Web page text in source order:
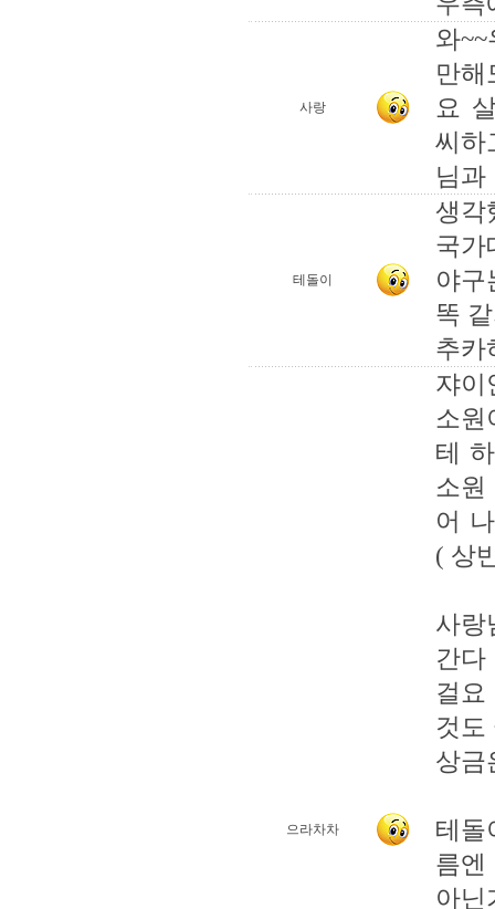
사랑
와
만해
요
씨하
님과
테돌이
생각
국가
야
똑
추카
으라차차
쟈이
소원
테
소원
어
( 상
사랑
간
걸
것도
상금
테돌
름엔
아